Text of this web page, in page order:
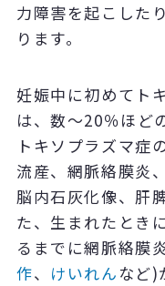
力障害を起こした
ります。
妊娠中に初めてト
は、数～20％ほど
トキソプラズマ症
流産、網脈絡膜炎
脳内石灰化像、肝
た、生まれたとき
るまでに網脈絡膜
作、 けいれん など)